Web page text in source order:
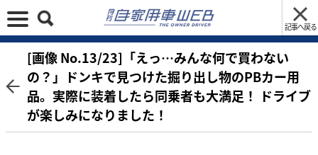
記事へ戻る
[画像 No.13/23]「えっ…みんな何で買わない
の？」ドンキで見つけた掘り出し物のPBカー用
品。実際に装着したら同乗者も大満足！ ドライブ
が楽しみになりました！